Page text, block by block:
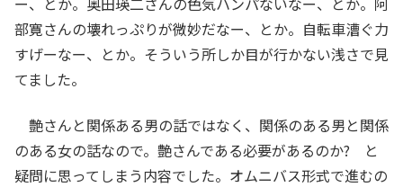
部寛さんの壊れっぷりが微妙だなー、とか。自転車漕ぐ力
すげーなー、とか。そういう所しか目が行かない浅さで見
てました。
艶さんと関係ある男の話ではなく、関係のある男と関係
のある女の話なので。艶さんである必要があるのか? と
疑問に思ってしまう内容でした。オムニバス形式で進むの